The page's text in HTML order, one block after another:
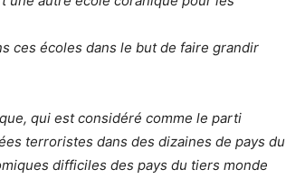
ces écoles dans le but de faire grandir
qui est considéré comme le parti
terroristes dans des dizaines de pays du
difficiles des pays du tiers monde